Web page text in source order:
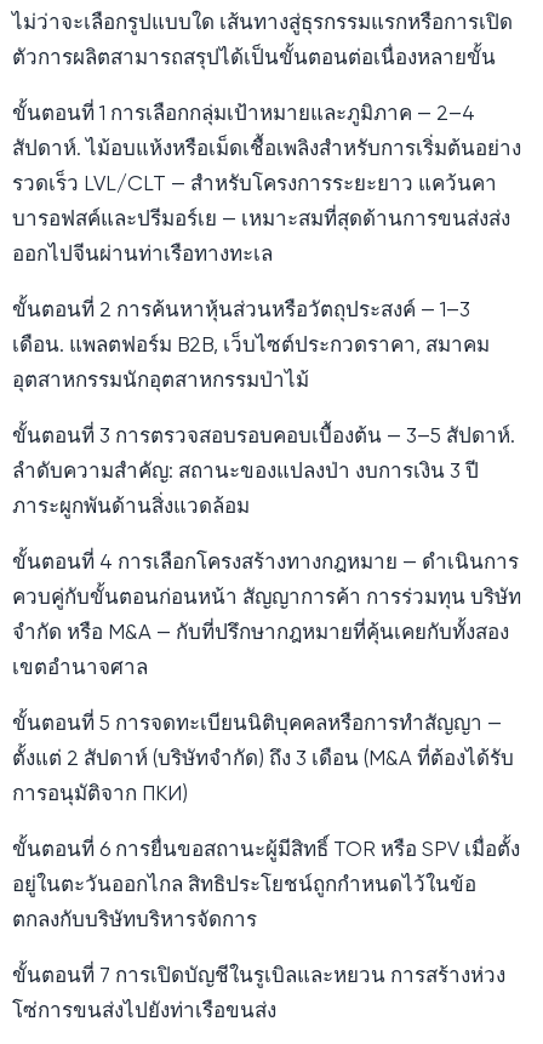
ไม่ว่าจะเลือกรูปแบบใด เส้นทางสู่ธุรกรรมแรกหรือการเปิด
ตัวการผลิตสามารถสรุปได้เป็นขั้นตอนต่อเนื่องหลายขั้น
ขั้นตอนที่ 1 การเลือกกลุ่มเป้าหมายและภูมิภาค — 2–4
สัปดาห์. ไม้อบแห้งหรือเม็ดเชื้อเพลิงสำหรับการเริ่มต้นอย่าง
รวดเร็ว LVL/CLT — สำหรับโครงการระยะยาว แคว้นคา
บารอฟสค์และปรีมอร์เย — เหมาะสมที่สุดด้านการขนส่งส่ง
ออกไปจีนผ่านท่าเรือทางทะเล
ขั้นตอนที่ 2 การค้นหาหุ้นส่วนหรือวัตถุประสงค์ — 1–3
เดือน. แพลตฟอร์ม B2B, เว็บไซต์ประกวดราคา, สมาคม
อุตสาหกรรมนักอุตสาหกรรมป่าไม้
ขั้นตอนที่ 3 การตรวจสอบรอบคอบเบื้องต้น — 3–5 สัปดาห์.
ลำดับความสำคัญ: สถานะของแปลงป่า งบการเงิน 3 ปี
ภาระผูกพันด้านสิ่งแวดล้อม
ขั้นตอนที่ 4 การเลือกโครงสร้างทางกฎหมาย — ดำเนินการ
ควบคู่กับขั้นตอนก่อนหน้า สัญญาการค้า การร่วมทุน บริษัท
จำกัด หรือ M&A — กับที่ปรึกษากฎหมายที่คุ้นเคยกับทั้งสอง
เขตอำนาจศาล
ขั้นตอนที่ 5 การจดทะเบียนนิติบุคคลหรือการทำสัญญา —
ตั้งแต่ 2 สัปดาห์ (บริษัทจำกัด) ถึง 3 เดือน (M&A ที่ต้องได้รับ
การอนุมัติจาก ПКИ)
ขั้นตอนที่ 6 การยื่นขอสถานะผู้มีสิทธิ์ TOR หรือ SPV เมื่อตั้ง
อยู่ในตะวันออกไกล สิทธิประโยชน์ถูกกำหนดไว้ในข้อ
ตกลงกับบริษัทบริหารจัดการ
ขั้นตอนที่ 7 การเปิดบัญชีในรูเบิลและหยวน การสร้างห่วง
โซ่การขนส่งไปยังท่าเรือขนส่ง